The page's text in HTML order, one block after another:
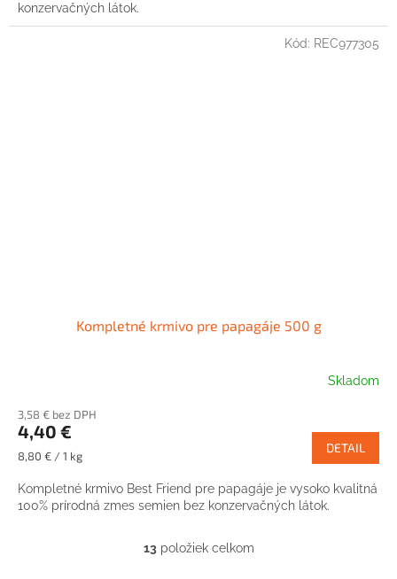
konzervačných látok.
Kompletné krmivo pre papagáje 500 g
Skladom
3,58 € bez DPH
4,40 €
Jednotková
8,80 € / 1 kg
DETAIL
Kompletné krmivo Best Friend pre papagáje je vysoko kvalitná
100% prírodná zmes semien bez konzervačných látok.
Kód: REC977305
O
13položiek celkom